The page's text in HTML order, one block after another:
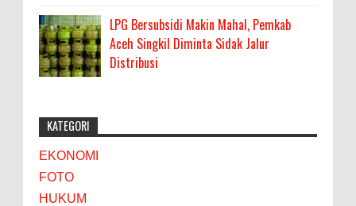
LPG Bersubsidi Makin Mahal, Pemkab
Aceh Singkil Diminta Sidak Jalur
Distribusi
KATEGORI
EKONOMI
FOTO
HUKUM